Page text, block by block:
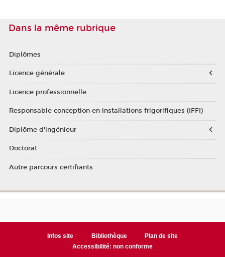
Dans la même rubrique
Diplômes
Licence générale
Licence professionnelle
Responsable conception en installations frigorifiques (IFFI)
Diplôme d'ingénieur
Doctorat
Autre parcours certifiants
Infos site Bibliothèque
Plan de site
Accessibilité: non conforme